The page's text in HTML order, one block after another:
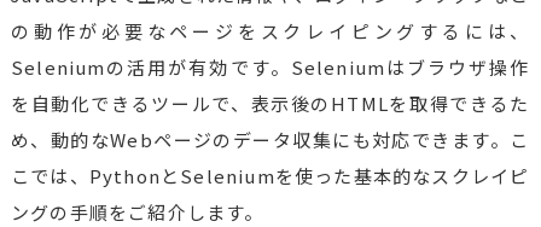
の動作が必要なページをスクレイピングするには、
Seleniumの活用が有効です。Seleniumはブラウザ操作
を自動化できるツールで、表示後のHTMLを取得できるた
め、動的なWebページのデータ収集にも対応できます。こ
こでは、PythonとSeleniumを使った基本的なスクレイピ
ングの手順をご紹介します。